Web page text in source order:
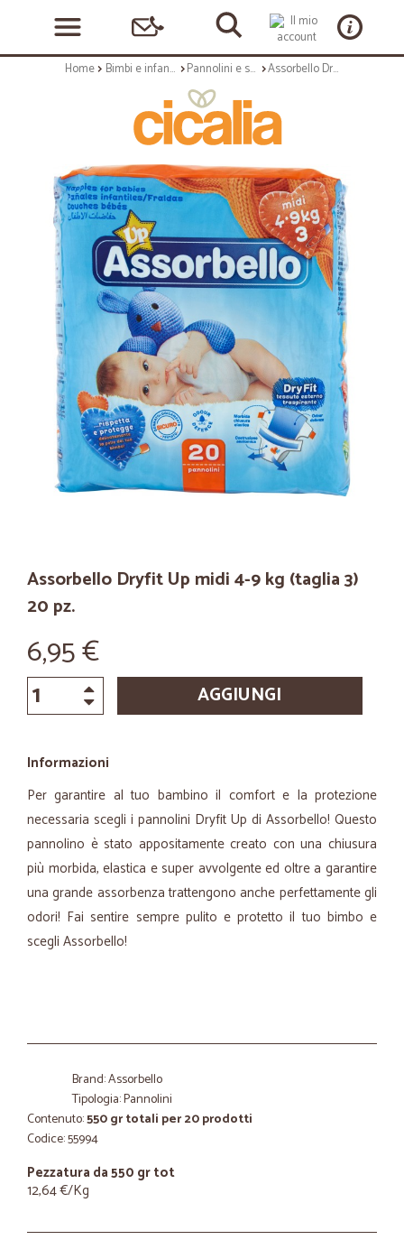
Home Bimbi e infanzia Pannolini e salviette per l'infanzia Assorbello Dryfit Up midi 4-9 kg (taglia 3) 20 pz.
Assorbello Dryfit Up midi 4-9 kg (taglia 3)
20 pz.
6,95 €
AGGIUNGI
Informazioni
Per garantire al tuo bambino il comfort e la protezione
necessaria scegli i pannolini Dryfit Up di Assorbello! Questo
pannolino è stato appositamente creato con una chiusura
più morbida, elastica e super avvolgente ed oltre a garantire
una grande assorbenza trattengono anche perfettamente gli
odori! Fai sentire sempre pulito e protetto il tuo bimbo e
scegli Assorbello!
Brand: Assorbello
Tipologia: Pannolini
Contenuto:550 gr totali per 20 prodotti
Codice: 55994
Pezzatura da 550 gr tot
12,64 €/Kg